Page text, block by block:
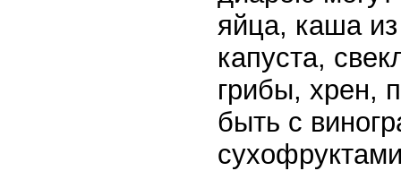
яйца, каша
капуста,
грибы, хрен,
быть с